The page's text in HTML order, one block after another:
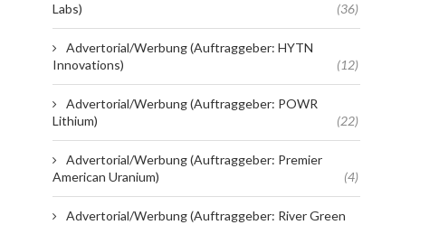
Labs)
(36)
Advertorial/Werbung (Auftraggeber: HYTN
Innovations)
(12)
Advertorial/Werbung (Auftraggeber: POWR
Lithium)
(22)
Advertorial/Werbung (Auftraggeber: Premier
American Uranium)
(4)
Advertorial/Werbung (Auftraggeber: River Green